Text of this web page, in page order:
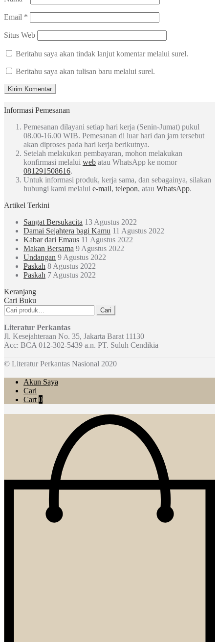
Email *
Situs Web
Beritahu saya akan tindak lanjut komentar melalui surel.
Beritahu saya akan tulisan baru melalui surel.
Informasi Pemesanan
Pemesanan dilayani setiap hari kerja (Senin-Jumat) pukul
08.00-16.00 WIB. Pemesanan di luar hari dan jam tersebut
akan diproses pada hari kerja berikutnya.
Setelah melakukan pembayaran, mohon melakukan
konfirmasi melalui web atau WhatsApp ke nomor
081291508616.
Untuk informasi produk, kerja sama, dan sebagainya, silakan
hubungi kami melalui e-mail, telepon, atau WhatsApp.
Artikel Terkini
Sangat Bersukacita 13 Agustus 2022
Damai Sejahtera bagi Kamu 11 Agustus 2022
Kabar dari Emaus 11 Agustus 2022
Makan Bersama 9 Agustus 2022
Undangan 9 Agustus 2022
Paskah 8 Agustus 2022
Paskah 7 Agustus 2022
Keranjang
Cari Buku
Pencarian
untuk:
Cari
Literatur Perkantas
Jl. Kesejahteraan No. 35, Jakarta Barat 11130
Acc: BCA 012-302-5439 a.n. PT. Suluh Cendikia
© Literatur Perkantas Nasional 2020
Akun Saya
Cari
Cart 0